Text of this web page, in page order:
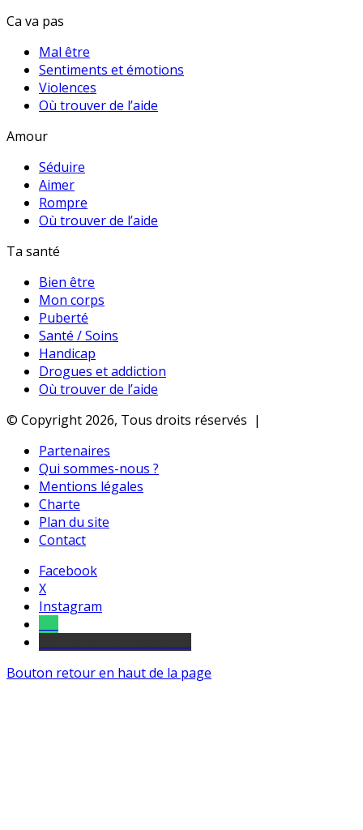
Ca va pas
Mal être
Sentiments et émotions
Violences
Où trouver de l’aide
Amour
Séduire
Aimer
Rompre
Où trouver de l’aide
Ta santé
Bien être
Mon corps
Puberté
Santé / Soins
Handicap
Drogues et addiction
Où trouver de l’aide
© Copyright 2026, Tous droits réservés |
Partenaires
Qui sommes-nous ?
Mentions légales
Charte
Plan du site
Contact
Facebook
X
Instagram
Bouton retour en haut de la page